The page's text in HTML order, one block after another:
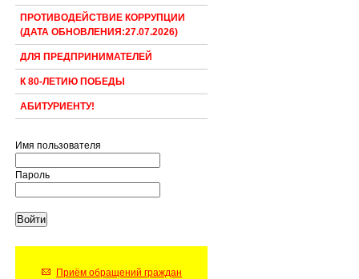
ПРОТИВОДЕЙСТВИЕ КОРРУПЦИИ
(ДАТА ОБНОВЛЕНИЯ:27.07.2026)
ДЛЯ ПРЕДПРИНИМАТЕЛЕЙ
К 80-ЛЕТИЮ ПОБЕДЫ
АБИТУРИЕНТУ!
Имя пользователя
Пароль
Приём обращений граждан